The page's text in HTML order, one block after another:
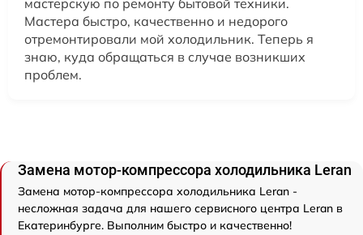
мастерскую по ремонту бытовой техники.
Мастера быстро, качественно и недорого
отремонтировали мой холодильник. Теперь я
знаю, куда обращаться в случае возникших
проблем.
Замена мотор-компрессора холодильника Leran
Замена мотор-компрессора холодильника Leran -
несложная задача для нашего сервисного центра Leran в
Екатеринбурге. Выполним быстро и качественно!